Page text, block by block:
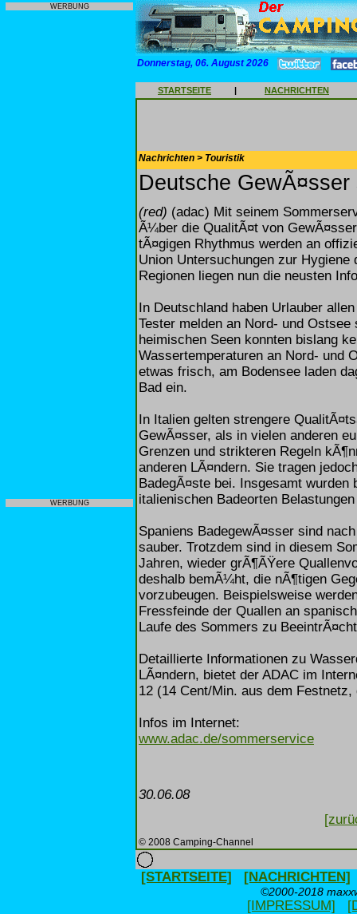
WERBUNG
WERBUNG
Donnerstag, 06. August 2026
STARTSEITE | NACHRICHTEN
Nachrichten > Touristik
Deutsche
(red) (adac) Mit seinem
Ã¼ber die QualitÃ¤t von
tÃ¤gigen Rhythmus werden an
Union Untersuchungen zur
Regionen liegen nun die neusten
In Deutschland haben Urlauber
Tester melden an Nord- und
heimischen Seen konnten bislang
Wassertemperaturen an Nord- und
etwas frisch, am Bodensee laden
Bad ein.
In Italien gelten strengere
GewÃ¤sser, als in vielen anderen
Grenzen und strikteren Regeln
anderen LÃ¤ndern. Sie tragen
BadegÃ¤ste bei. Insgesamt
italienischen Badeorten
Spaniens BadegewÃ¤sser sind
sauber. Trotzdem sind in diesem
Jahren, wieder grÃ¶ÃŸere
deshalb bemÃ¼ht, die nÃ¶tigen
vorzubeugen. Beispielsweise
Fressfeinde der Quallen an
Laufe des Sommers zu
Detaillierte Informationen zu
LÃ¤ndern, bietet der ADAC im
12 (14 Cent/Min. aus dem
Infos im Internet:
www.adac.de/sommerservice
30.06.08
© 2008 Camping-Channel
[STARTSEITE] [NACHRICHTEN]
©2000-2018
[IMPRESSUM]